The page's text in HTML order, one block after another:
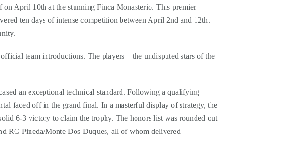
April 10th at the stunning Finca Monasterio. This premier
ten days of intense competition between April 2nd and 12th.
team introductions. The players—the undisputed stars of the
an exceptional technical standard. Following a qualifying
faced off in the grand final. In a masterful display of strategy, the
6-3 victory to claim the trophy. The honors list was rounded out
RC Pineda/Monte Dos Duques, all of whom delivered